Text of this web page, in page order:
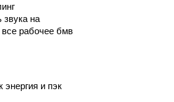
звука на
все рабочее бмв
и пэк